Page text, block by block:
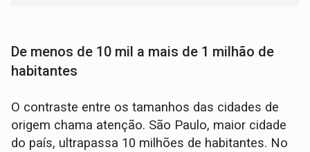
De menos de 10 mil a mais de 1 milhão de
habitantes
O contraste entre os tamanhos das cidades de
origem chama atenção. São Paulo, maior cidade
do país, ultrapassa 10 milhões de habitantes. No